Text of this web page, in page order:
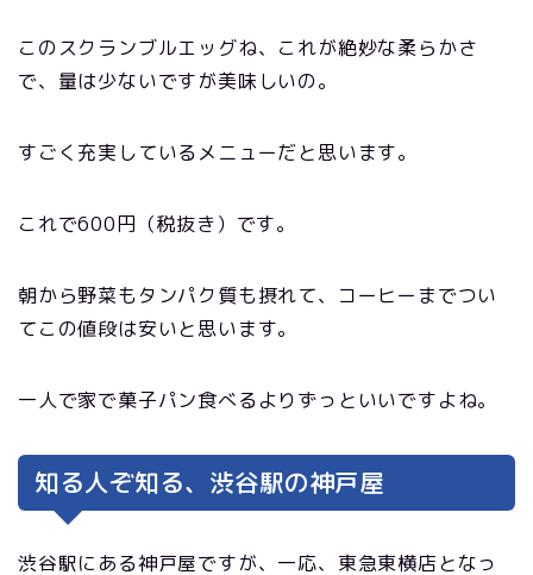
このスクランブルエッグね、これが絶妙な柔らかさ
で、量は少ないですが美味しいの。
すごく充実しているメニューだと思います。
これで600円（税抜き）です。
朝から野菜もタンパク質も摂れて、コーヒーまでつい
てこの値段は安いと思います。
一人で家で菓子パン食べるよりずっといいですよね。
知る人ぞ知る、渋谷駅の神戸屋
渋谷駅にある神戸屋ですが、一応、東急東横店となっ